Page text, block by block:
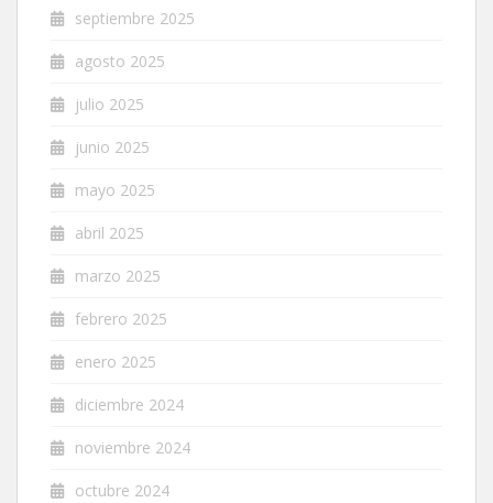
septiembre 2025
agosto 2025
julio 2025
junio 2025
mayo 2025
abril 2025
marzo 2025
febrero 2025
enero 2025
diciembre 2024
noviembre 2024
octubre 2024